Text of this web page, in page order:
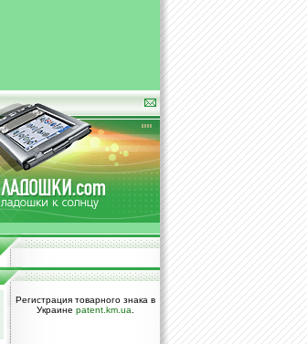
Регистрация товарного знака в
Украине patent.km.ua